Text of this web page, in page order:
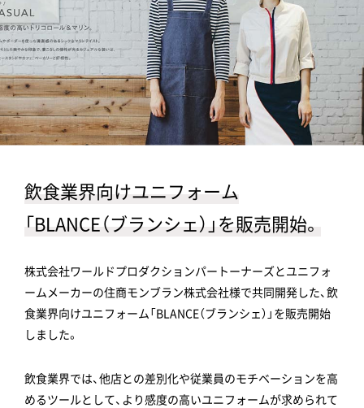
飲食業界向けユニフォーム
「BLANCE（ブランシェ）」を販売開始。
株式会社ワールドプロダクションパートーナーズとユニフォ
ームメーカーの住商モンブラン株式会社様で共同開発した、飲
食業界向けユニフォーム「BLANCE（ブランシェ）」を販売開始
しました。
飲食業界では、他店との差別化や従業員のモチベーションを高
めるツールとして、より感度の高いユニフォームが求められて